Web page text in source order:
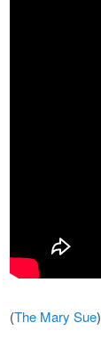
(The Mary Sue)